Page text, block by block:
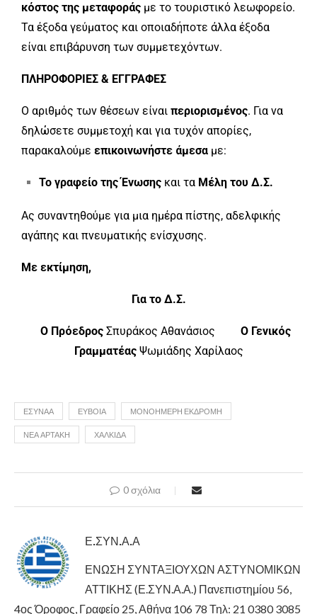
κόστος της μεταφοράς με το τουριστικό λεωφορείο.
Τα έξοδα γεύματος και οποιαδήποτε άλλα έξοδα
είναι επιβάρυνση των συμμετεχόντων.
ΠΛΗΡΟΦΟΡΙΕΣ & ΕΓΓΡΑΦΕΣ
Ο αριθμός των θέσεων είναι περιορισμένος. Για να
δηλώσετε συμμετοχή και για τυχόν απορίες,
παρακαλούμε επικοινωνήστε άμεσα με:
Το γραφείο της Ένωσης και τα Μέλη του Δ.Σ.
Ας συναντηθούμε για μια ημέρα πίστης, αδελφικής
αγάπης και πνευματικής ενίσχυσης.
Με εκτίμηση,
Για το Δ.Σ.
Ο Πρόεδρος Σπυράκος Αθανάσιος
Ο Γενικός
ΓραμματέαςΨωμιάδης Χαρίλαος
ΕΣΥΝΑΑ ΕΥΒΟΙΑ ΜΟΝΟΗΜΕΡΗ ΕΚΔΡΟΜΗ
ΝΕΑ ΑΡΤΑΚΗ ΧΑΛΚΙΔΑ
0 σχόλια
Ε.ΣΥΝ.Α.Α
ΕΝΩΣΗ ΣΥΝΤΑΞΙΟΥΧΩΝ ΑΣΤΥΝΟΜΙΚΩΝ
ΑΤΤΙΚΗΣ (Ε.ΣΥΝ.Α.Α.) Πανεπιστημίου 56,
4ος Όροφος, Γραφείο 25, Αθήνα 106 78 Τηλ: 21 0380 3085